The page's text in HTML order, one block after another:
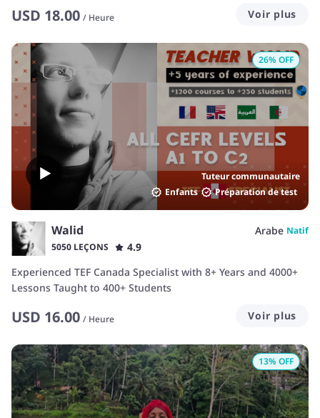
USD 18.00 / Heure Voir plus
Tuteur communautaire
Enfants
Préparation de test
26% OFF
Walid Arabe Natif
5050 LEÇONS
4.9
Experienced TEF Canada Specialist with 8+ Years and 4000+
Lessons Taught to 400+ Students
USD 16.00 / Heure Voir plus
13% OFF